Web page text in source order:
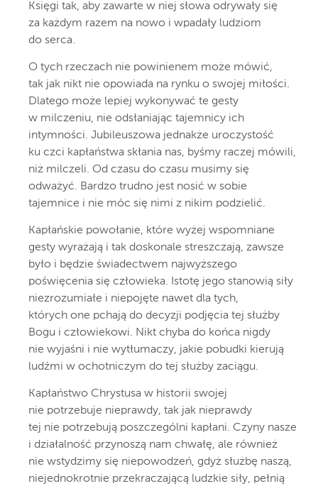
Księgi tak, aby zawarte w niej słowa odrywały się
za każdym razem na nowo i wpadały ludziom
do serca.
O tych rzeczach nie powinienem może mówić,
tak jak nikt nie opowiada na rynku o swojej miłości.
Dlatego może lepiej wykonywać te gesty
w milczeniu, nie odsłaniając tajemnicy ich
intymności. Jubileuszowa jednakże uroczystość
ku czci kapłaństwa skłania nas, byśmy raczej mówili,
niż milczeli. Od czasu do czasu musimy się
odważyć. Bardzo trudno jest nosić w sobie
tajemnice i nie móc się nimi z nikim podzielić.
Kapłańskie powołanie, które wyżej wspomniane
gesty wyrażają i tak doskonale streszczają, zawsze
było i będzie świadectwem najwyższego
poświęcenia się człowieka. Istotę jego stanowią siły
niezrozumiałe i niepojęte nawet dla tych,
których one pchają do decyzji podjęcia tej służby
Bogu i człowiekowi. Nikt chyba do końca nigdy
nie wyjaśni i nie wytłumaczy, jakie pobudki kierują
ludźmi w ochotniczym do tej służby zaciągu.
Kapłaństwo Chrystusa w historii swojej
nie potrzebuje nieprawdy, tak jak nieprawdy
tej nie potrzebują poszczególni kapłani. Czyny nasze
i działalność przynoszą nam chwałę, ale również
nie wstydzimy się niepowodzeń, gdyż służbę naszą,
niejednokrotnie przekraczającą ludzkie siły, pełnią